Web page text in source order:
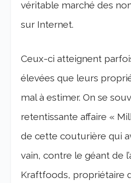
véritable marché des
sur Internet.
Ceux-ci atteignent
élevées que leurs
mal à estimer. On se
retentissante affaire «
de cette couturière qui
vain, contre le géant de
Kraftfoods, propriétaire